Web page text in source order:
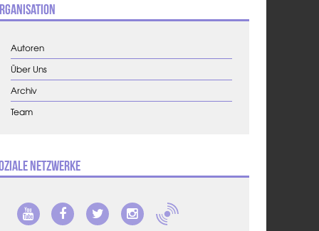
Autoren
Über Uns
Archiv
Team
Netzwerke